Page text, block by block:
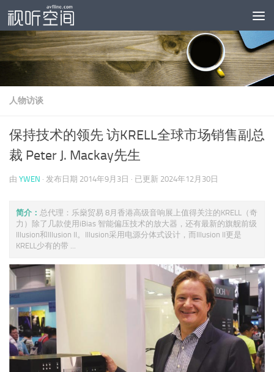
跳至内容
人物访谈
保持技术的领先 访KRELL全球市场销售副总
裁 Peter J. Mackay先生
由 YWEN · 发布日期 2014年9月3日 · 已更新 2024年12月30日
简介： 总代理：乐燊贸易 8月香港高级音响展上值得关注的KRELL（奇
力）除了几款使用iBias 智能偏压技术的放大器，还有最新的旗舰前级
Illusion和Illusion II。Illusion采用电源分体式设计，而Illusion II更是
KRELL少有的带 ...